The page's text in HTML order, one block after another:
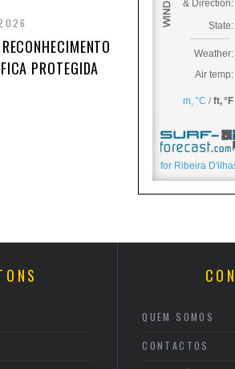
PROTEGIDA
for Ribeira
QUEM SOMOS
CONTACTOS